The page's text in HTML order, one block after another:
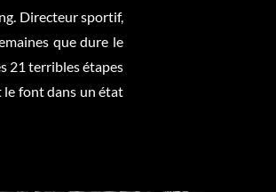
Directeur sportif,
que dure le
21 terribles étapes
le font dans un état